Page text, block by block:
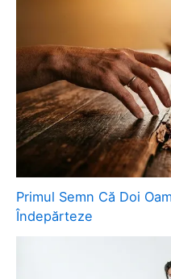
Primul Semn Că Doi
Îndepărteze